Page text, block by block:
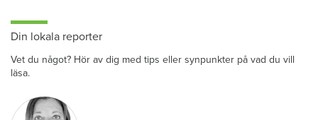
Din lokala reporter
Vet du något? Hör av dig med tips eller synpunkter på vad du vill
läsa.